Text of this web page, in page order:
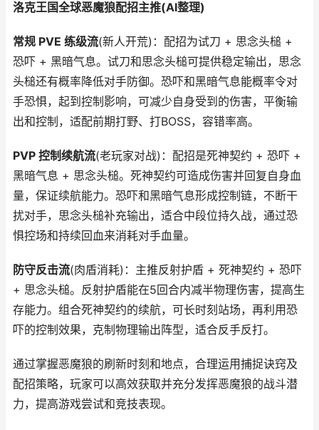
洛克王国全球恶魔狼配招主推(AI整理)
常规 PVE 练级流(新人开荒)：配招为试刀 + 思念头槌 +
恐吓 + 黑暗气息。试刀和思念头槌可提供稳定输出，思念
头槌还有概率降低对手防御。恐吓和黑暗气息能概率令对
手恐惧，起到控制影响，可减少自身受到的伤害，平衡输
出和控制，适配前期打野、打BOSS，容错率高。
PVP 控制续航流(老玩家对战)：配招是死神契约 + 恐吓 +
黑暗气息 + 思念头槌。死神契约可造成伤害并回复自身血
量，保证续航能力。恐吓和黑暗气息形成控制链，不断干
扰对手，思念头槌补充输出，适合中段位持久战，通过恐
惧控场和持续回血来消耗对手血量。
防守反击流(肉盾消耗)：主推反射护盾 + 死神契约 + 恐吓
+ 思念头槌。反射护盾能在5回合内减半物理伤害，提高生
存能力。组合死神契约的续航，可长时刻站场，再利用恐
吓的控制效果，克制物理输出阵型，适合反手反打。
通过掌握恶魔狼的刷新时刻和地点，合理运用捕捉诀窍及
配招策略，玩家可以高效获取并充分发挥恶魔狼的战斗潜
力，提高游戏尝试和竞技表现。